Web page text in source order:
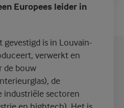
Europees leider in
gevestigd is in Louvain-
verwerkt en
de bouw
de
industriële sectoren